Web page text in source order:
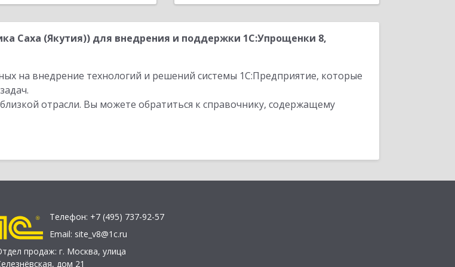
Саха (Якутия)) для внедрения и поддержки 1С:Упрощенки 8,
на внедрение технологий и решений системы 1С:Предприятие, которые
отрасли. Вы можете обратиться к справочнику, содержащему
Телефон: +7 (495) 737-92-57
Email: site_v8@1c.ru
продаж: г. Москва, улица
дом 21